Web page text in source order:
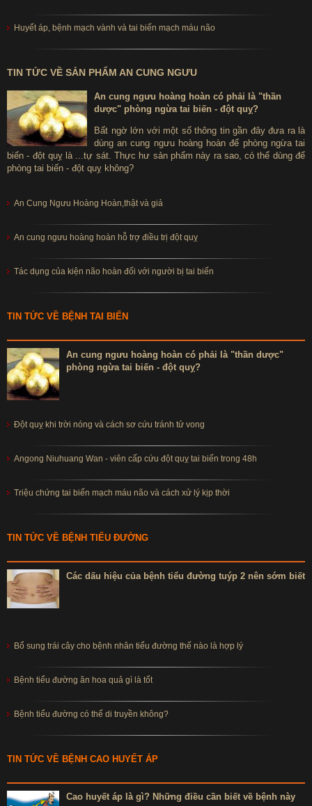
Huyết áp, bệnh mạch vành và tai biến mạch máu não
TIN TỨC VỀ SẢN PHẨM AN CUNG NGƯU
An cung ngưu hoàng hoàn có phải là "thần
dược" phòng ngừa tai biến - đột quỵ?
Bất ngờ lớn với một số thông tin gần đây đưa ra là
dùng an cung ngưu hoàng hoàn để phòng ngừa tai
biến - đột quỵ là ...tự sát. Thực hư sản phẩm này ra sao, có thể dùng để
phòng tai biến - đột quỵ không?
An Cung Ngưu Hoàng Hoàn,thật và giả
An cung ngưu hoàng hoàn hỗ trợ điều trị đột quỵ
Tác dụng của kiện não hoàn đối với người bị tai biến
TIN TỨC VỀ BỆNH TAI BIẾN
An cung ngưu hoàng hoàn có phải là "thần dược"
phòng ngừa tai biến - đột quỵ?
Đột quỵ khi trời nóng và cách sơ cứu tránh tử vong
Angong Niuhuang Wan - viên cấp cứu đột quỵ tai biến trong 48h
Triệu chứng tai biến mạch máu não và cách xử lý kịp thời
TIN TỨC VỀ BỆNH TIỂU ĐƯỜNG
Các dấu hiệu của bệnh tiểu đường tuýp 2 nên sớm biết
Bổ sung trái cây cho bệnh nhân tiểu đường thế nào là hợp lý
Bệnh tiểu đường ăn hoa quả gì là tốt
Bệnh tiểu đường có thể di truyền không?
TIN TỨC VỀ BỆNH CAO HUYẾT ÁP
Cao huyết áp là gì? Những điều cần biết về bệnh này